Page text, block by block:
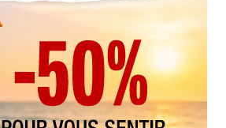
ARCHIVES